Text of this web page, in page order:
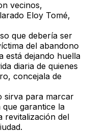
vecinos,
Eloy Tomé,
que debería ser
del abandono
está dejando huella
diaria de quienes
, concejala de
sirva para marcar
que garantice la
revitalización del
.